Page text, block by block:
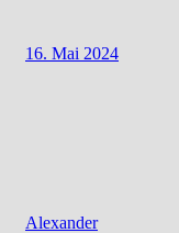
16. Mai 2024
Alexander